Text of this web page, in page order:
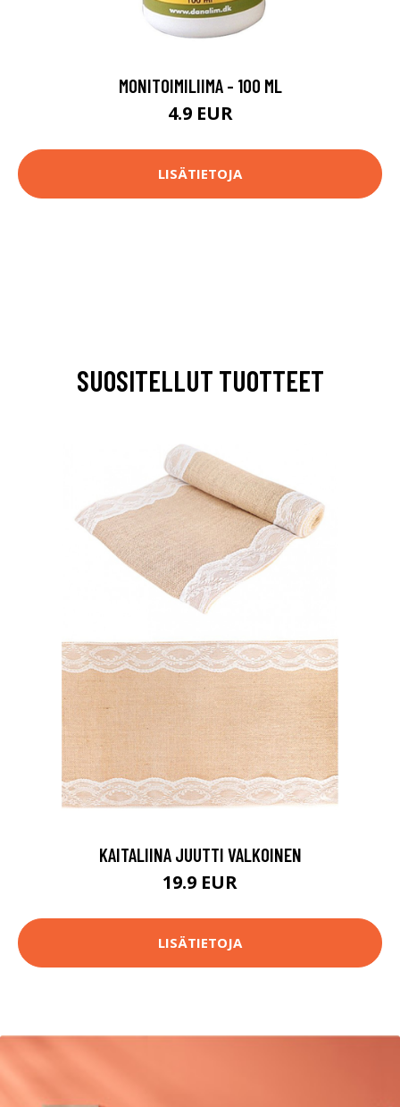
MONITOIMILIIMA - 100 ML
4.9 EUR
LISÄTIETOJA
SUOSITELLUT TUOTTEET
KAITALIINA JUUTTI VALKOINEN
19.9 EUR
LISÄTIETOJA